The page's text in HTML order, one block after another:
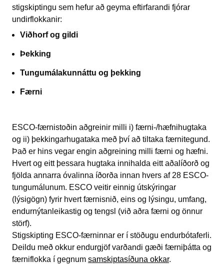
stigskiptingu sem hefur að geyma eftirfarandi fjórar
undirflokkanir:
Viðhorf og gildi
Þekking
Tungumálakunnáttu og þekking
Færni
ESCO-færnistoðin aðgreinir milli i) færni-/hæfnihugtaka
og ii) þekkingarhugataka með því að tiltaka færnitegund.
Það er hins vegar engin aðgreining milli færni og hæfni.
Hvert og eitt þessara hugtaka innihalda eitt aðalíðorð og
fjölda annarra óvalinna íðorða innan hvers af 28 ESCO-
tungumálunum. ESCO veitir einnig útskýringar
(lýsigögn) fyrir hvert færnisnið, eins og lýsingu, umfang,
endurnýtanleikastig og tengsl (við aðra færni og önnur
störf).
Stigskipting ESCO-færninnar er í stöðugu endurbótaferli.
Deildu með okkur endurgjöf varðandi gæði færniþátta og
færniflokka í gegnum samskiptasíðuna okkar.